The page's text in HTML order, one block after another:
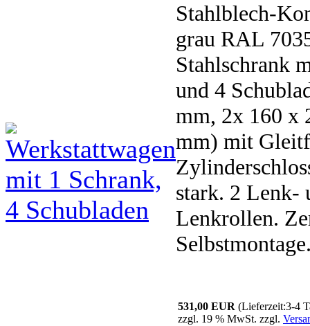
Stahlblech-
grau RAL
Stahlschrank
und 4
mm, 2x 160 x
mm) mit
stark. 2 Lenk-
Lenkrollen.
531,00 EUR (Lieferzeit:3-4
zzgl. 19 % MwSt. zzgl.